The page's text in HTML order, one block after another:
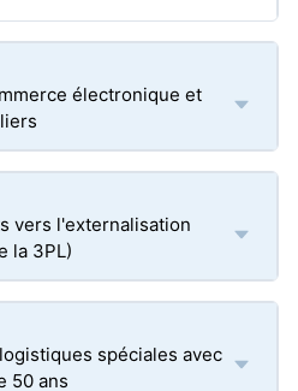
électronique et
vers l'externalisation
la 3PL)
spéciales avec
50 ans